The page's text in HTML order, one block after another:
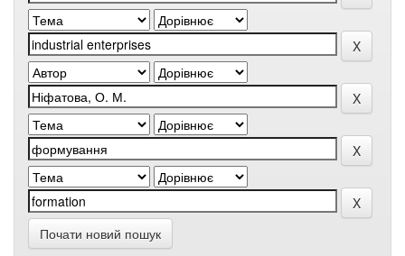
Почати новий пошук